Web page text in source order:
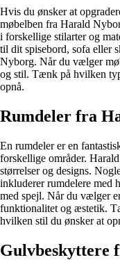
Hvis du ønsker at
møbelben fra Harald
i forskellige stilarter og
til dit spisebord, sofa eller
Nyborg. Når du vælger
og stil. Tænk på hvilken
opnå.
Rumdeler fra
En rumdeler er en
forskellige områder.
størrelser og designs.
inkluderer rumdelere med
med spejl. Når du vælger
funktionalitet og æstetik.
hvilken stil du ønsker at
Gulvbeskyttere